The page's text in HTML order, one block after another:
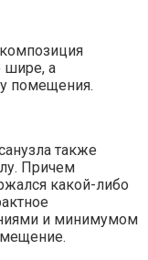
шире, а
помещения.
также
Причем
какой-либо
и минимумом